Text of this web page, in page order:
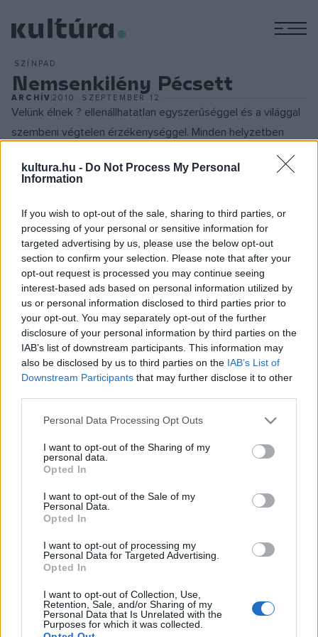
kultura.hu - Do Not Process My Personal
Information
If you wish to opt-out of the sale, sharing to third parties, or
processing of your personal or sensitive information for
targeted advertising by us, please use the below opt-out
section to confirm your selection. Please note that after your
opt-out request is processed you may continue seeing
interest-based ads based on personal information utilized by
us or personal information disclosed to third parties prior to
your opt-out. You may separately opt-out of the further
disclosure of your personal information by third parties on the
IAB’s list of downstream participants. This information may
also be disclosed by us to third parties on the IAB’s List of
Downstream Participants that may further disclose it to other
Please note that this website/app uses one or more Google
not limited to your visit or usage behaviour. You may click to
grant or deny consent to Google and its third-party tags to
use your data for below specified purposes in below Google
consent section.
Personal Data Processing Opt Outs
I want to opt-out of the Sharing of my
personal data.
Opted In
I want to opt-out of the Sale of my
Personal Data.
Opted In
I want to opt-out of processing my
Personal Data for Targeted Advertising.
Opted In
I want to opt-out of Collection, Use,
Retention, Sale, and/or Sharing of my
Personal Data that Is Unrelated with the
Purposes for which it was collected.
SZÍNPAD
Nemsenkilény Pécsett
ARCHÍV2010. SZEPTEMBER 12.
Velünk élnek ? ellenállhatatlan egyszerűséggel és a világgal
szembeni végtelen érzékenységgel. Minden helyzetben
érzik, mit kellene tenniük, de lényük őszintesége mégis
ellenáll ennek, és másképp cselekszenek. Tele a szívük
Ha beszélnek, nevetnünk kell. Ha hallgatnak, elviselhetetlen.
Ők a nemsenkilények.
Az Orlai Produkciós Iroda legújabb vállalkozásának
főszereplője Börcsök Enikő , aki
Seth F. Henriett
Autizmussal önmagamba zárva),Mark Haddon(A kutya
különös esete az éjszakában),Donna Williams
Léttelenül ) és Birger Sellin A lélek börtöne
) szövegein
Az előadás létrehozói: Börcsök Enikő, Gyulay Eszter ,
Gibárti Tibor,